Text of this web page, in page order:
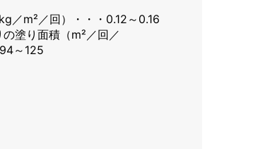
／m²／回）・・・0.12～0.16
塗り面積（m²／回／
～125